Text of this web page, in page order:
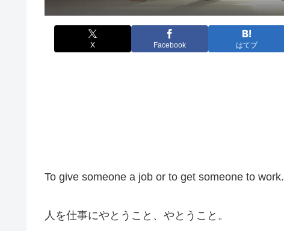
X Facebook はてブ
To give someone a job or to get someone to work.
人を仕事にやとうこと、やとうこと。